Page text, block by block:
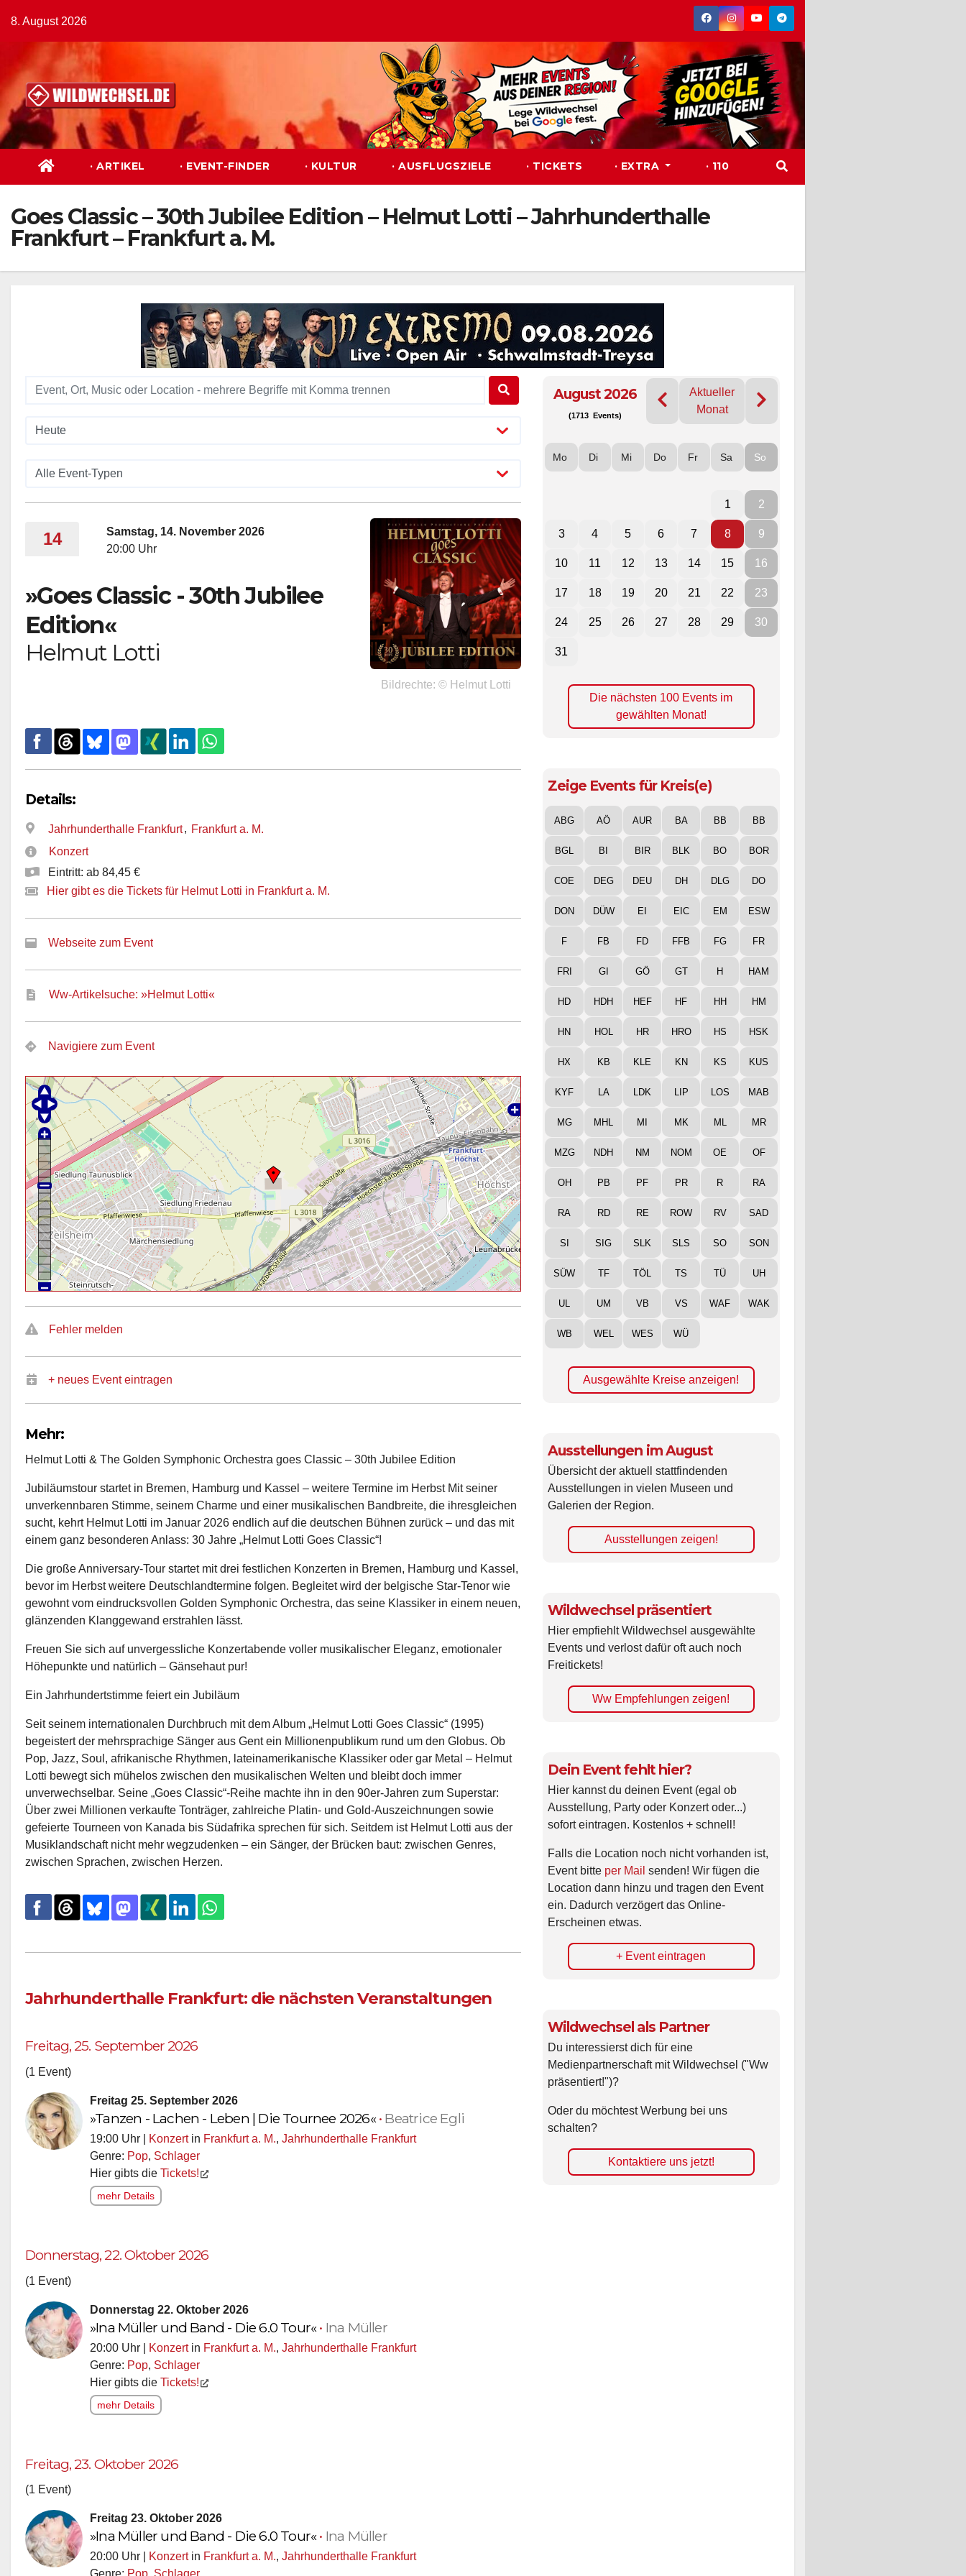
Inhalt
springen
8. August 2026
· ARTIKEL · EVENT-FINDER · KULTUR · AUSFLUGSZIELE · TICKETS · EXTRA · 110
Goes Classic – 30th Jubilee Edition – Helmut Lotti – Jahrhunderthalle
Frankfurt – Frankfurt a. M.
14
Samstag, 14. November 2026
20:00 Uhr
»Goes Classic - 30th Jubilee
Edition«
Helmut Lotti
Bildrechte: © Helmut Lotti
Details:
Jahrhunderthalle Frankfurt, Frankfurt a. M.
Konzert
Eintritt: ab 84,45 €
Hier gibt es die Tickets für Helmut Lotti in Frankfurt a. M.
Webseite zum Event
Ww-Artikelsuche: »Helmut Lotti«
Navigiere zum Event
Fehler melden
+ neues Event eintragen
Mehr:
Helmut Lotti & The Golden Symphonic Orchestra goes Classic – 30th Jubilee Edition
Jubiläumstour startet in Bremen, Hamburg und Kassel – weitere Termine im Herbst Mit seiner
unverkennbaren Stimme, seinem Charme und einer musikalischen Bandbreite, die ihresgleichen
sucht, kehrt Helmut Lotti im Januar 2026 endlich auf die deutschen Bühnen zurück – und das mit
einem ganz besonderen Anlass: 30 Jahre „Helmut Lotti Goes Classic“!
Die große Anniversary-Tour startet mit drei festlichen Konzerten in Bremen, Hamburg und Kassel,
bevor im Herbst weitere Deutschlandtermine folgen. Begleitet wird der belgische Star-Tenor wie
gewohnt vom eindrucksvollen Golden Symphonic Orchestra, das seine Klassiker in einem neuen,
glänzenden Klanggewand erstrahlen lässt.
Freuen Sie sich auf unvergessliche Konzertabende voller musikalischer Eleganz, emotionaler
Höhepunkte und natürlich – Gänsehaut pur!
Ein Jahrhundertstimme feiert ein Jubiläum
Seit seinem internationalen Durchbruch mit dem Album „Helmut Lotti Goes Classic“ (1995)
begeistert der mehrsprachige Sänger aus Gent ein Millionenpublikum rund um den Globus. Ob
Pop, Jazz, Soul, afrikanische Rhythmen, lateinamerikanische Klassiker oder gar Metal – Helmut
Lotti bewegt sich mühelos zwischen den musikalischen Welten und bleibt doch immer
unverwechselbar. Seine „Goes Classic“-Reihe machte ihn in den 90er-Jahren zum Superstar:
Über zwei Millionen verkaufte Tonträger, zahlreiche Platin- und Gold-Auszeichnungen sowie
gefeierte Tourneen von Kanada bis Südafrika sprechen für sich. Seitdem ist Helmut Lotti aus der
Musiklandschaft nicht mehr wegzudenken – ein Sänger, der Brücken baut: zwischen Genres,
zwischen Sprachen, zwischen Herzen.
Jahrhunderthalle Frankfurt: die nächsten Veranstaltungen
Freitag, 25. September 2026
(1 Event)
Freitag 25. September 2026
»Tanzen - Lachen - Leben | Die Tournee 2026«• Beatrice Egli
19:00 Uhr | Konzertin Frankfurt a. M., Jahrhunderthalle Frankfurt
Genre: Pop, Schlager
Hier gibts die Tickets!
mehr Details
Donnerstag, 22. Oktober 2026
(1 Event)
Donnerstag 22. Oktober 2026
»Ina Müller und Band - Die 6.0 Tour«• Ina Müller
20:00 Uhr | Konzertin Frankfurt a. M., Jahrhunderthalle Frankfurt
Genre: Pop, Schlager
Hier gibts die Tickets!
mehr Details
Freitag, 23. Oktober 2026
(1 Event)
Freitag 23. Oktober 2026
»Ina Müller und Band - Die 6.0 Tour«• Ina Müller
20:00 Uhr | Konzertin Frankfurt a. M., Jahrhunderthalle Frankfurt
August 2026
(1713 Events)
Aktueller
Monat
Mo Di Mi Do Fr Sa So
1 2
3 4 5 6 7 8 9
10 11 12 13 14 15 16
17 18 19 20 21 22 23
24 25 26 27 28 29 30
31
Die nächsten 100 Events im
gewählten Monat!
Zeige Events für Kreis(e)
ABG AÖ AUR BA BB BB
BGL BI BIR BLK BO BOR
COE DEG DEU DH DLG DO
DON DÜW EI EIC EM ESW
F FB FD FFB FG FR
FRI GI GÖ GT H HAM
HD HDH HEF HF HH HM
HN HOL HR HRO HS HSK
HX KB KLE KN KS KUS
KYF LA LDK LIP LOS MAB
MG MHL MI MK ML MR
MZG NDH NM NOM OE OF
OH PB PF PR R RA
RA RD RE ROW RV SAD
SI SIG SLK SLS SO SON
SÜW TF TÖL TS TÜ UH
UL UM VB VS WAF WAK
WB WEL WES WÜ
Ausgewählte Kreise anzeigen!
Ausstellungen im August
Übersicht der aktuell stattfindenden
Ausstellungen in vielen Museen und
Galerien der Region.
Ausstellungen zeigen!
Wildwechsel präsentiert
Hier empfiehlt Wildwechsel ausgewählte
Events und verlost dafür oft auch noch
Freitickets!
Ww Empfehlungen zeigen!
Dein Event fehlt hier?
Hier kannst du deinen Event (egal ob
Ausstellung, Party oder Konzert oder...)
sofort eintragen. Kostenlos + schnell!
Falls die Location noch nicht vorhanden ist,
Event bitte per Mail senden! Wir fügen die
Location dann hinzu und tragen den Event
ein. Dadurch verzögert das Online-
Erscheinen etwas.
+ Event eintragen
Wildwechsel als Partner
Du interessierst dich für eine
Medienpartnerschaft mit Wildwechsel ("Ww
präsentiert!")?
Oder du möchtest Werbung bei uns
schalten?
Kontaktiere uns jetzt!